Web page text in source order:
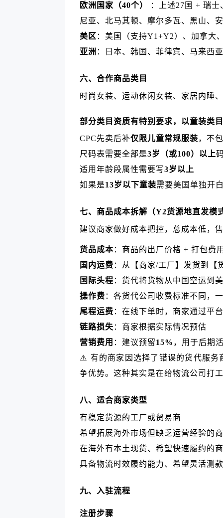
欧洲国家（40个）
：上述27国 + 瑞
尼亚、北马其顿、摩尔多瓦、黑山、
美区 ：美国（支持Y1+Y2）、加拿大
亚洲 ：日本、韩国、菲律宾、马来西
六、合作商品类目
时尚女装、运动休闲女装、家居内睡
部分类目资质有特别要求，以童装类
CPC先卖后补仅限儿童常规服装，不
尺码表需要全部是3岁（或100）以上
适用年龄段属性需要写3岁以上
如果是13岁以下童装需要美国单独开
七、商品成本拆解（Y2货源地直发模
建议商家做好成本把控，总成本低，
货品成本：商品的出厂价格 + 打包费
国内运费 ：从【商家/工厂】发货到【
国际头程 ：货代将货物从中国空运到
操作费 ：各货代公司收费标准不同，
尾程运费 ：在线下单时，商家通过平
链路损失 ：商家根据实际情况预估
营销费用 ：建议预留15% ，用于后期
⚠️ 有的商家因选择了错误的货代服务
争优势。这种其实是在给物流公司打
八、适合商家类型
有稳定货源的工厂或贸易商
希望拓展海外市场但缺乏运营经验的
在海外有本土现货、希望快速履约的
具备物流时效履约能力、希望灵活测
九、入驻流程
注册步骤